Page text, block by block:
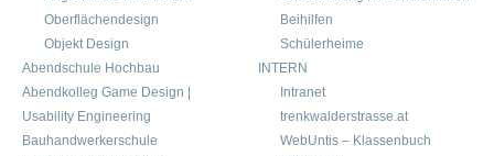
Oberflächendesign
Objekt Design
Abendschule Hochbau
Abendkolleg Game Design |
Usability Engineering
Bauhandwerkerschule
Beihilfen
Schülerheime
INTERN
Intranet
trenkwalderstrasse.at
WebUntis – Klassenbuch